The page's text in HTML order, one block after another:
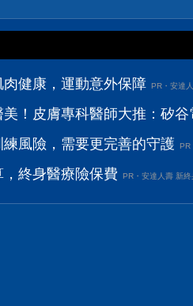
健康，運動意外保障 PR・安達
！皮膚專科醫師大推：矽谷
練風險，需要更完善的守護 PR
終身醫療險保費 PR・安達人壽 新終